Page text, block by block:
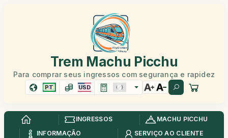
Trem Machu Picchu
Para comprar seus ingressos com segurança e rapidez
PT USD
INGRESSOS
MACHU PICCHU
INFORMAÇÃO
SERVIÇO AO CLIENTE